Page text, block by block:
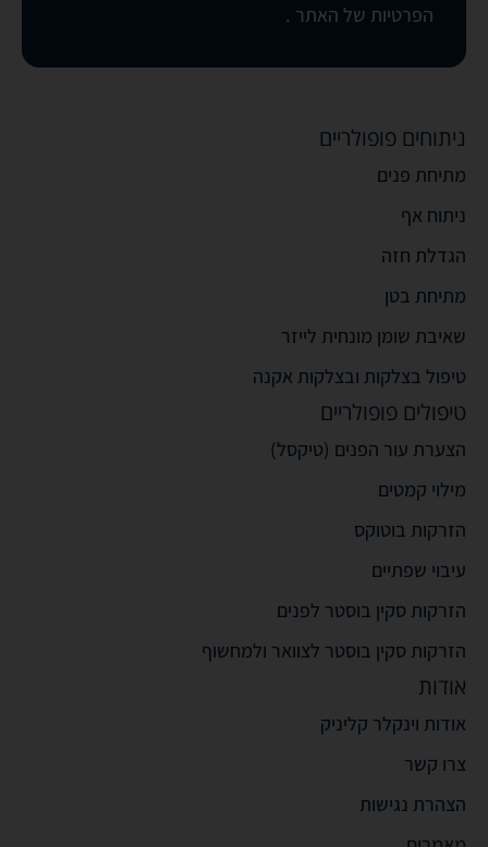
הפרטיות של האתר .
ניתוחים פופולריים
מתיחת פנים
ניתוח אף
הגדלת חזה
מתיחת בטן
שאיבת שומן מונחית לייזר
טיפול בצלקות ובצלקות אקנה
טיפולים פופולריים
הצערת עור הפנים (טיקסל)
מילוי קמטים
הזרקות בוטוקס
עיבוי שפתיים
הזרקות סקין בוסטר לפנים
הזרקות סקין בוסטר לצוואר ולמחשוף
אודות
אודות וינקלר קליניק
צרו קשר
הצהרת נגישות